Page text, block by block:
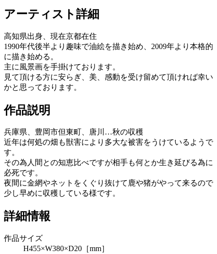
アーティスト詳細
高知県出身、現在京都在住
1990年代後半より趣味で油絵を描き始め、2009年より本格的
に描き始める。
主に風景画を手掛けております。
見て頂ける方に安らぎ、美、感動を受け留めて頂ければ幸い
かと思っております。
作品説明
兵庫県、豊岡市但東町、唐川…秋の収穫
近年は何処の畑も獣害により多大な被害をうけているようで
す。
その為人間との知恵比べですが相手も何とか生き延びる為に
必死です。
夜間に金網やネットをくぐり抜けて鹿や猪がやって来るので
少し早めに収穫している様です。
詳細情報
作品サイズ
H455×W380×D20［mm］